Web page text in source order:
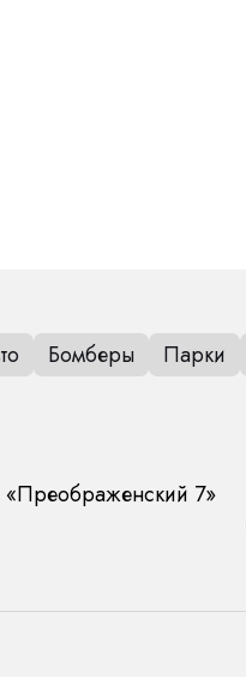
Бомберы Парки
7»